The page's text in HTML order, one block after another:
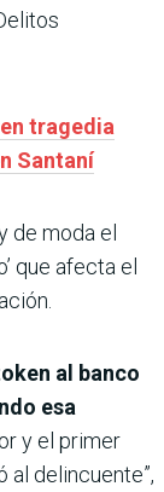
tragedia
Santaní
de moda el
que afecta el
al banco
esa
y el primer
al delincuente”,